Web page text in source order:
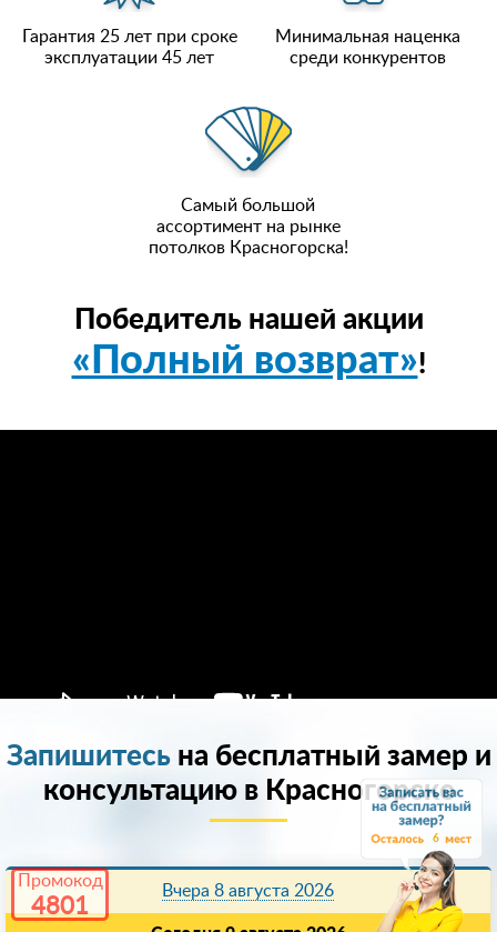
6
Промокод
4801
Гарантия 25 лет при сроке
эксплуатации 45 лет
Минимальная наценка
среди конкурентов
Самый большой
ассортимент на рынке
потолков Красногорска!
Победитель нашей акции
«Полный возврат»!
Запишитесьна бесплатный замер и
консультацию в Красногорске
Вчера 8 августа 2026